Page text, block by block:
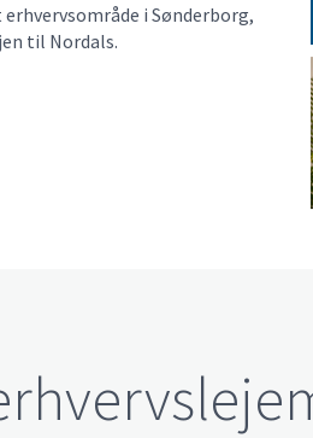
i Sønderborg,
til Nordals.